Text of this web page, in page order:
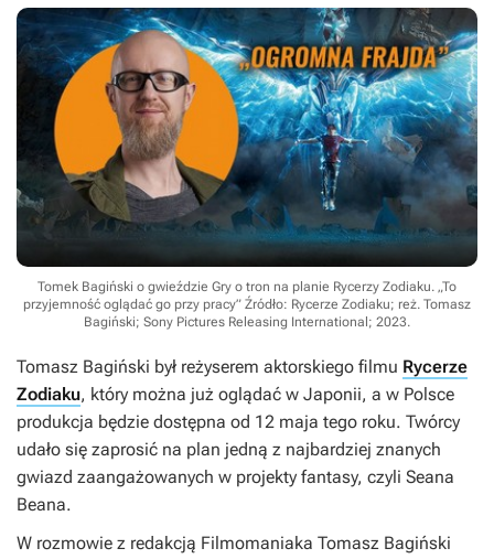
Tomek Bagiński o gwieździe Gry o tron na planie Rycerzy Zodiaku. „To
przyjemność oglądać go przy pracy” Źródło: Rycerze Zodiaku; reż. Tomasz
Bagiński; Sony Pictures Releasing International; 2023.
Tomasz Bagiński był reżyserem aktorskiego filmu Rycerze
Zodiaku, który można już oglądać w Japonii, a w Polsce
produkcja będzie dostępna od 12 maja tego roku. Twórcy
udało się zaprosić na plan jedną z najbardziej znanych
gwiazd zaangażowanych w projekty fantasy, czyli Seana
Beana.
W rozmowie z redakcją Filmomaniaka Tomasz Bagiński